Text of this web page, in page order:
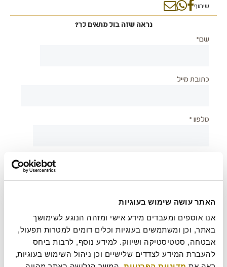
האתר עושה שימוש בעוגיות
שיתוף
נראה שזה בול מתאים לך?
שם*
כתובת מייל
טלפון *
צירוף קובץ
בעת שליחת טופס זה אני מאשר/ת כי קראתי אתמדיניות